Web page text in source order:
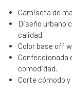
Camiseta de
Diseño urbano
calidad.
Color base off
Confeccionada
comodidad.
Corte cómodo